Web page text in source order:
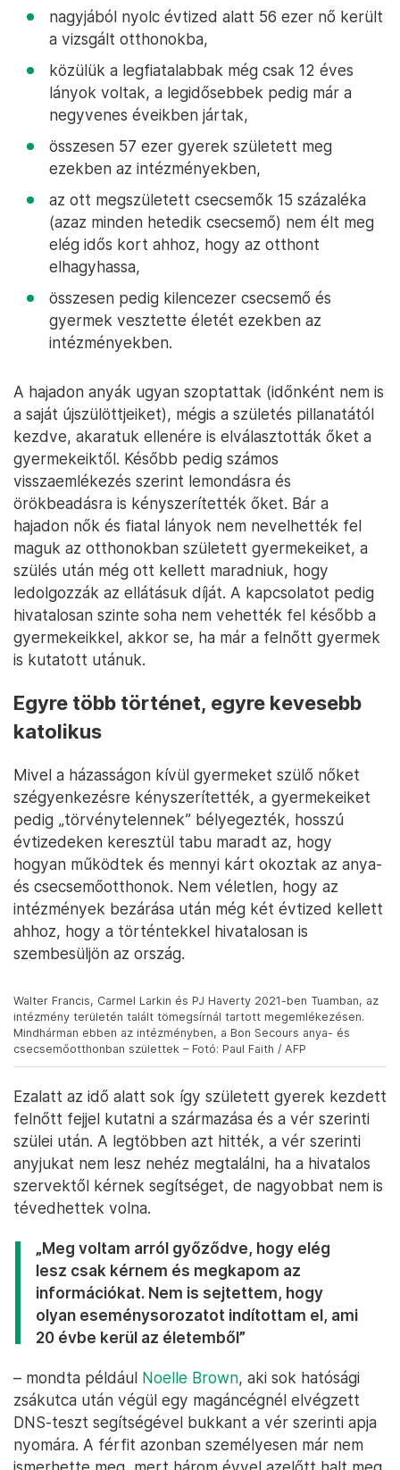
nagyjából nyolc évtized alatt 56 ezer nő került
a vizsgált otthonokba,
közülük a legfiatalabbak még csak 12 éves
lányok voltak, a legidősebbek pedig már a
negyvenes éveikben jártak,
összesen 57 ezer gyerek született meg
ezekben az intézményekben,
az ott megszületett csecsemők 15 százaléka
(azaz minden hetedik csecsemő) nem élt meg
elég idős kort ahhoz, hogy az otthont
elhagyhassa,
összesen pedig kilencezer csecsemő és
gyermek vesztette életét ezekben az
intézményekben.
A hajadon anyák ugyan szoptattak (időnként nem is
a saját újszülöttjeiket), mégis a születés pillanatától
kezdve, akaratuk ellenére is elválasztották őket a
gyermekeiktől. Később pedig számos
visszaemlékezés szerint lemondásra és
örökbeadásra is kényszerítették őket. Bár a
hajadon nők és fiatal lányok nem nevelhették fel
maguk az otthonokban született gyermekeiket, a
szülés után még ott kellett maradniuk, hogy
ledolgozzák az ellátásuk díját. A kapcsolatot pedig
hivatalosan szinte soha nem vehették fel később a
gyermekeikkel, akkor se, ha már a felnőtt gyermek
is kutatott utánuk.
Egyre több történet, egyre kevesebb
katolikus
Mivel a házasságon kívül gyermeket szülő nőket
szégyenkezésre kényszerítették, a gyermekeiket
pedig „törvénytelennek” bélyegezték, hosszú
évtizedeken keresztül tabu maradt az, hogy
hogyan működtek és mennyi kárt okoztak az anya-
és csecsemőotthonok. Nem véletlen, hogy az
intézmények bezárása után még két évtized kellett
ahhoz, hogy a történtekkel hivatalosan is
szembesüljön az ország.
Walter Francis, Carmel Larkin és PJ Haverty 2021-ben Tuamban, az
intézmény területén talált tömegsírnál tartott megemlékezésen.
Mindhárman ebben az intézményben, a Bon Secours anya- és
csecsemőotthonban születtek – Fotó: Paul Faith / AFP
Ezalatt az idő alatt sok így született gyerek kezdett
szülei után. A legtöbben azt hitték, a vér szerinti
anyjukat nem lesz nehéz megtalálni, ha a hivatalos
szervektől kérnek segítséget, de nagyobbat nem is
tévedhettek volna.